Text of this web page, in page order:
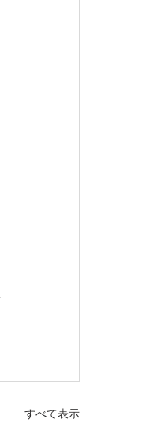
すべて表示